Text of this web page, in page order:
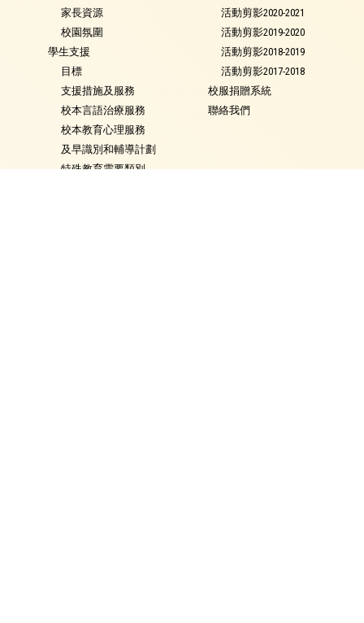
家長資源
校園氛圍
學生支援
目標
支援措施及服務
校本言語治療服務
校本教育心理服務
及早識別和輔導計劃
特殊教育需要類別
活動剪影2020-2021
活動剪影2019-2020
活動剪影2018-2019
活動剪影2017-2018
校服捐贈系統
聯絡我們